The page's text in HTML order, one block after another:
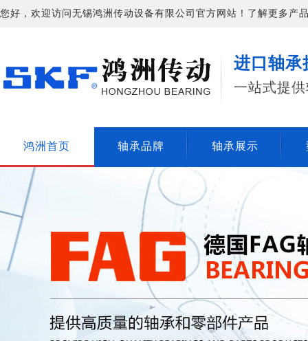
您好，欢迎访问无锡鸿洲传动设备有限公司官方网站！了解更多产
进口轴承
一站式提
鸿洲首页 轴承品牌 轴承展示